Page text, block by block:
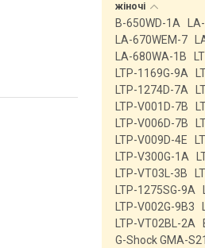
жіночі
B-650WD-1A
LA-670WEM-7
LA-680WA-1B
LTP-1169G-9A
LTP-1274D-7A
LTP-V001D-7B
LTP-V006D-7B
LTP-V009D-4E
LTP-V300G-1A
LTP-VT03L-3B
LTP-1275SG-9A
LTP-V002G-9B3
LTP-VT02BL-2A
G-Shock GMA-